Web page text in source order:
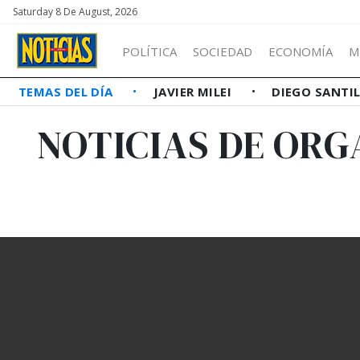
Saturday 8 De August, 2026
POLÍTICA SOCIEDAD ECONOMÍA
TEMAS DEL DÍA JAVIER MILEI DIEGO
NOTICIAS DE